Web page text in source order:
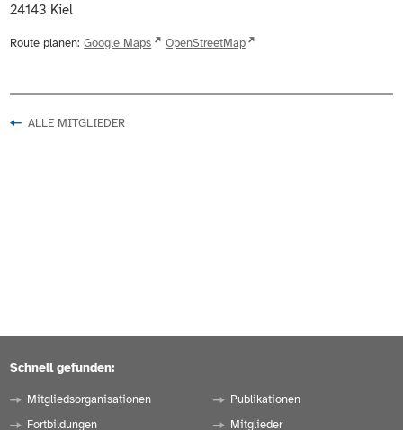
24143 Kiel
Route planen: Google Maps OpenStreetMap
ALLE MITGLIEDER
Schnell gefunden:
Mitgliedsorganisationen
Fortbildungen
Publikationen
Mitglieder